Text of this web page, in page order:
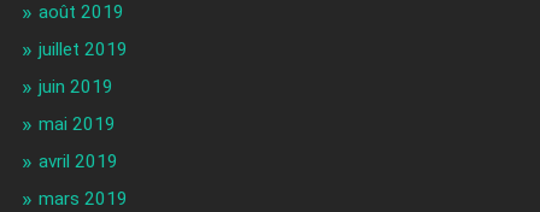
août 2019
juillet 2019
juin 2019
mai 2019
avril 2019
mars 2019